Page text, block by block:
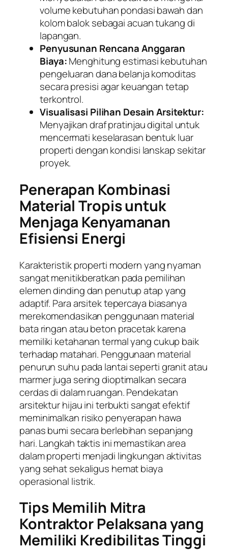
volume kebutuhan pondasi bawah dan
kolom balok sebagai acuan tukang di
lapangan.
Penyusunan Rencana Anggaran
Biaya:Menghitung estimasi kebutuhan
pengeluaran dana belanja komoditas
secara presisi agar keuangan tetap
terkontrol.
Visualisasi Pilihan Desain Arsitektur:
Menyajikan draf pratinjau digital untuk
mencermati keselarasan bentuk luar
properti dengan kondisi lanskap sekitar
proyek.
Penerapan Kombinasi
Material Tropis untuk
Menjaga Kenyamanan
Efisiensi Energi
Karakteristik properti modern yang nyaman
sangat menitikberatkan pada pemilihan
elemen dinding dan penutup atap yang
adaptif. Para arsitek tepercaya biasanya
merekomendasikan penggunaan material
bata ringan atau beton pracetak karena
memiliki ketahanan termal yang cukup baik
terhadap matahari. Penggunaan material
penurun suhu pada lantai seperti granit atau
marmer juga sering dioptimalkan secara
cerdas di dalam ruangan. Pendekatan
arsitektur hijau ini terbukti sangat efektif
meminimalkan risiko penyerapan hawa
panas bumi secara berlebihan sepanjang
hari. Langkah taktis ini memastikan area
dalam properti menjadi lingkungan aktivitas
yang sehat sekaligus hemat biaya
operasional listrik.
Tips Memilih Mitra
Kontraktor Pelaksana yang
Memiliki Kredibilitas Tinggi